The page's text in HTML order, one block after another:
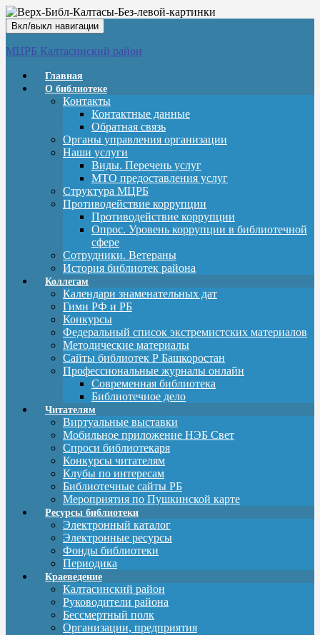
Вкл/выкл навигации
МЦРБ Калтасинский район
Главная
О библиотеке
Контакты
Контактные данные
Обратная связь
Органы управления организации
Наши услуги
Виды. Перечень услуг
МТО предоставления услуг
Структура МЦРБ
Противодействие коррупции
Противодействие коррупции
Опрос. Уровень коррупции в библиотечной
сфере
Сотрудники. Ветераны
История библиотек района
Коллегам
Календари знаменательных дат
Гимн РФ и РБ
Конкурсы
Федеральный список экстремистских материалов
Методические материалы
Сайты библиотек Р Башкоростан
Профессиональные журналы онлайн
Современная библиотека
Библиотечное дело
Читателям
Виртуальные выставки
Мобильное приложение НЭБ Свет
Спроси библиотекаря
Конкурсы читателям
Клубы по интересам
Библиотечные сайты РБ
Мероприятия по Пушкинской карте
Ресурсы библиотеки
Электронный каталог
Электронные ресурсы
Фонды библиотеки
Периодика
Краеведение
Калтасинский район
Руководители района
Бессмертный полк
Организации, предприятия